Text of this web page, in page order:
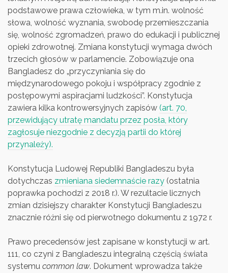
podstawowe prawa człowieka, w tym m.in. wolność
słowa, wolność wyznania, swobodę przemieszczania
się, wolność zgromadzeń, prawo do edukacji i publicznej
opieki zdrowotnej. Zmiana konstytucji wymaga dwóch
trzecich głosów w parlamencie. Zobowiązuje ona
Bangladesz do „przyczyniania się do
międzynarodowego pokoju i współpracy zgodnie z
postępowymi aspiracjami ludzkości”. Konstytucja
zawiera kilka kontrowersyjnych zapisów (art. 70,
przewidujący utratę mandatu przez posła, który
zagłosuje niezgodnie z decyzją partii do której
przynależy).
Konstytucja Ludowej Republiki Bangladeszu była
dotychczas zmieniana siedemnaście razy (ostatnia
poprawka pochodzi z 2018 r.). W rezultacie licznych
zmian dzisiejszy charakter Konstytucji Bangladeszu
znacznie różni się od pierwotnego dokumentu z 1972 r.
Prawo precedensów jest zapisane w konstytucji w art.
111, co czyni z Bangladeszu integralną częścią świata
systemu common law. Dokument wprowadza także